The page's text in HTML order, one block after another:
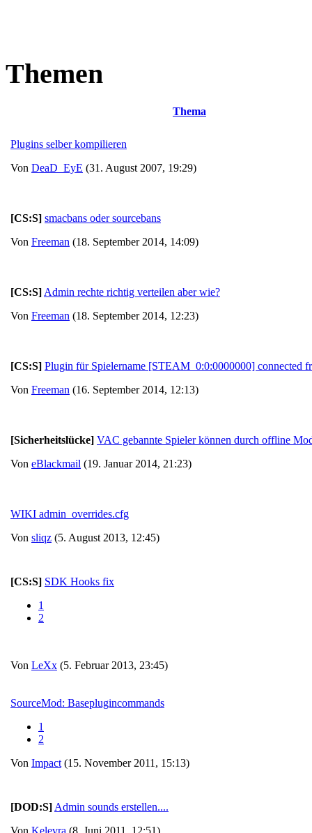
Themen
Thema
Plugins selber kompilieren
Von DeaD_EyE (31. August 2007, 19:29)
[CS:S] smacbans oder sourcebans
Von Freeman (18. September 2014, 14:09)
[CS:S] Admin rechte richtig verteilen aber wie?
Von Freeman (18. September 2014, 12:23)
[CS:S] Plugin für Spielername [STEAM_0:0:0000000] connected
Von Freeman (16. September 2014, 12:13)
[Sicherheitslücke] VAC gebannte Spieler können durch offline
Von eBlackmail (19. Januar 2014, 21:23)
WIKI admin_overrides.cfg
Von sliqz (5. August 2013, 12:45)
[CS:S] SDK Hooks fix
1
2
Von LeXx (5. Februar 2013, 23:45)
SourceMod: Baseplugincommands
1
2
Von Impact (15. November 2011, 15:13)
[DOD:S] Admin sounds erstellen....
Von Kelevra (8. Juni 2011, 12:51)